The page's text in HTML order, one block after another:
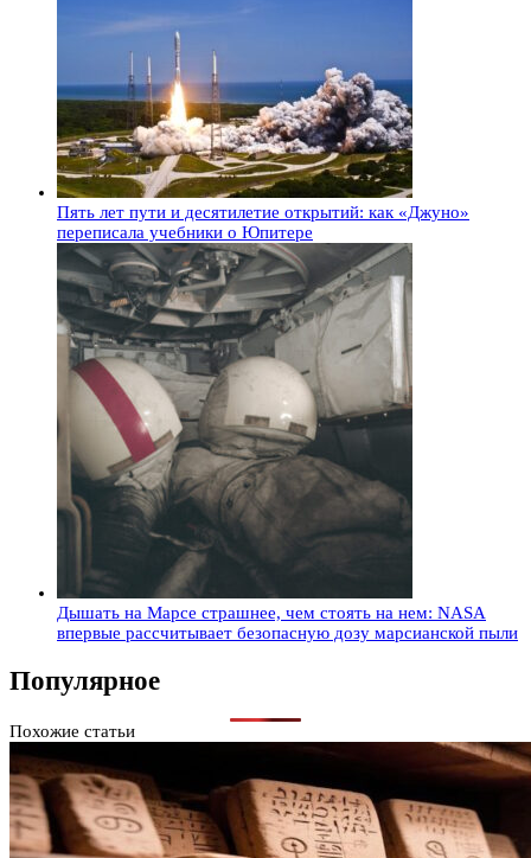
Пять лет пути и десятилетие открытий: как «Джуно»
переписала учебники о Юпитере
Дышать на Марсе страшнее, чем стоять на нем: NASA
впервые рассчитывает безопасную дозу марсианской пыли
Популярное
Похожие статьи